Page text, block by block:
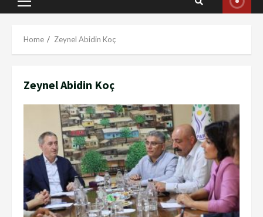
Primary
Home Zeynel Abidin Koç
Zeynel Abidin Koç